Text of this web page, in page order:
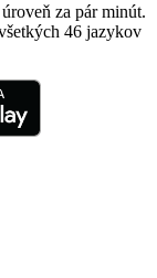
za pár minút.
46 jazykov